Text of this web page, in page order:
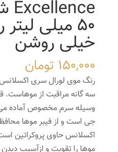
50 میلی
خیلی روشن
150,000 تومان
رنگ موی لورال سری
سه گانه مراقبت از موهاست.
وسیله سرم مخصوص آماده
جی است و از فیبر موها
اکسلانس حاوی پروکراتین
موها را تقویت و ازآسیب